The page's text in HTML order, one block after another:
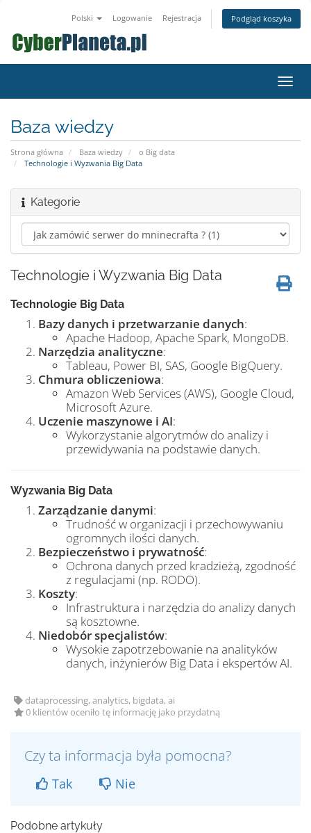
Polski Logowanie Rejestracja Podgląd koszyka
Baza wiedzy
Strona główna Baza wiedzy
o Big data
Technologie i Wyzwania Big Data
Kategorie
Technologie i Wyzwania Big Data
Technologie Big Data
Bazy danych i przetwarzanie danych:
Apache Hadoop, Apache Spark, MongoDB.
Narzędzia analityczne:
Tableau, Power BI, SAS, Google BigQuery.
Chmura obliczeniowa:
Amazon Web Services (AWS), Google Cloud,
Microsoft Azure.
Uczenie maszynowe i AI:
Wykorzystanie algorytmów do analizy i
przewidywania na podstawie danych.
Wyzwania Big Data
Zarządzanie danymi:
Trudność w organizacji i przechowywaniu
ogromnych ilości danych.
Bezpieczeństwo i prywatność:
Ochrona danych przed kradzieżą, zgodność
z regulacjami (np. RODO).
Koszty:
Infrastruktura i narzędzia do analizy danych
są kosztowne.
Niedobór specjalistów:
Wysokie zapotrzebowanie na analityków
danych, inżynierów Big Data i ekspertów AI.
dataprocessing, analytics, bigdata, ai
0 klientów oceniło tę informację jako przydatną
Czy ta informacja była pomocna?
Tak Nie
Podobne artykuły